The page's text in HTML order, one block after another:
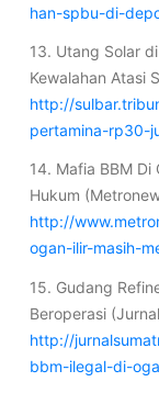
han-spbu-di-
13. Utang Solar
Kewalahan Atasi
http://
pertamina-rp30-
14. Mafia BBM Di
Hukum
http://
ogan-ilir-masih-
15. Gudang
Beroperasi
http://
bbm-ilegal-di-